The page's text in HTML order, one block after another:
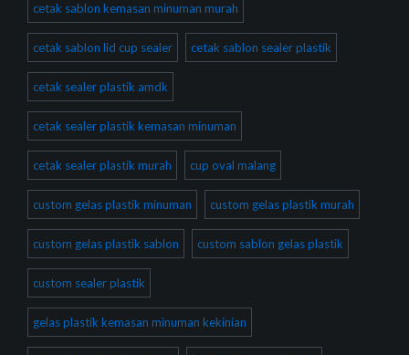
cetak sablon kemasan minuman murah
cetak sablon lid cup sealer cetak sablon sealer plastik
cetak sealer plastik amdk
cetak sealer plastik kemasan minuman
cetak sealer plastik murah cup oval malang
custom gelas plastik minuman custom gelas plastik murah
custom gelas plastik sablon custom sablon gelas plastik
custom sealer plastik
gelas plastik kemasan minuman kekinian